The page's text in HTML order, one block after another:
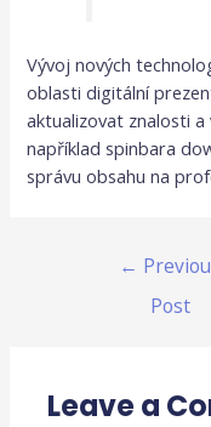
Vývoj nových
oblasti digitální
aktualizovat znalosti
například spinbara
správu obsahu na
←
Post
Leave a